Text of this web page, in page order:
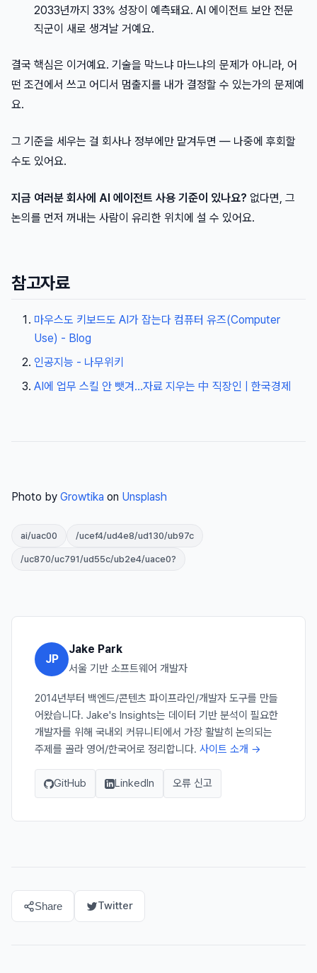
2033년까지 33% 성장이 예측돼요. AI 에이전트 보안 전문
직군이 새로 생겨날 거예요.
결국 핵심은 이거예요. 기술을 막느냐 마느냐의 문제가 아니라, 어
떤 조건에서 쓰고 어디서 멈출지를 내가 결정할 수 있는가의 문제예
요.
그 기준을 세우는 걸 회사나 정부에만 맡겨두면 — 나중에 후회할
수도 있어요.
지금 여러분 회사에 AI 에이전트 사용 기준이 있나요? 없다면, 그
논의를 먼저 꺼내는 사람이 유리한 위치에 설 수 있어요.
참고자료
마우스도 키보드도 AI가 잡는다 컴퓨터 유즈(Computer
Use) - Blog
인공지능 - 나무위키
AI에 업무 스킬 안 뺏겨…자료 지우는 中 직장인 | 한국경제
Photo by Growtika on Unsplash
ai/uac00 /ucef4/ud4e8/ud130/ub97c
/uc870/uc791/ud55c/ub2e4/uace0?
JP
Jake Park
서울 기반 소프트웨어 개발자
2014년부터 백엔드/콘텐츠 파이프라인/개발자 도구를 만들
어왔습니다. Jake's Insights는 데이터 기반 분석이 필요한
개발자를 위해 국내외 커뮤니티에서 가장 활발히 논의되는
주제를 골라 영어/한국어로 정리합니다. 사이트 소개 →
GitHub LinkedIn 오류 신고
Share Twitter